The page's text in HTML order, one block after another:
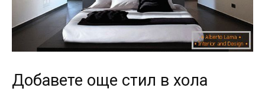
Добавете още стил в хола